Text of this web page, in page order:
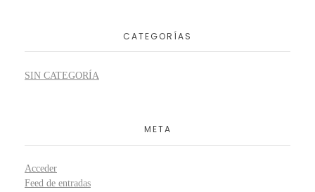
CATEGORÍAS
SIN CATEGORÍA
META
Acceder
Feed de entradas